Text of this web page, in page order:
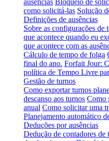
como solicitá-las Solução
Definições de ausências
Sobre as configurações de
que acontece quando eu
que acontece com as
Cálculo de tempo de folga
final do ano. Forfait Jour:
política de Tempo Livre
Gestão de turnos
Como exportar turnos
descanso aos turnos Como
anual Como solicitar uma
Planejamento automático
Deduções por ausências
Dedução de contadores de